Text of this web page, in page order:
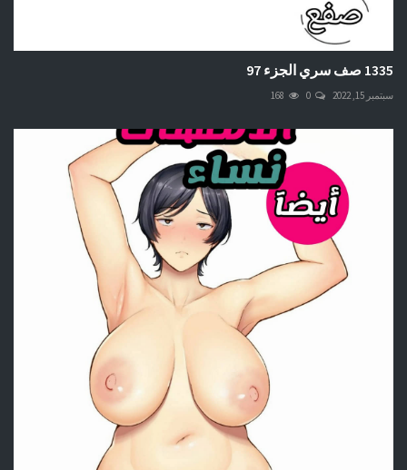
1335 صف سري الجزء 97
سبتمبر 15, 2022 0
168